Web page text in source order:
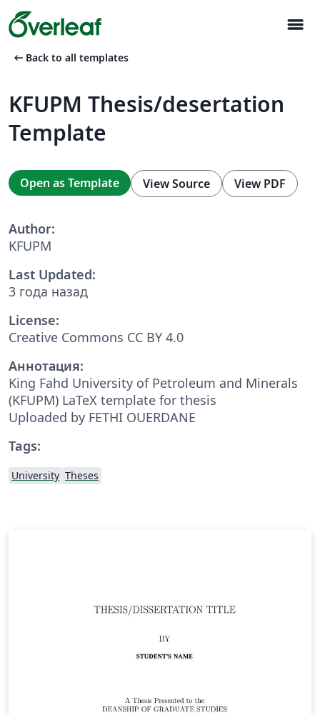
menu
arrow_left_alt Back to all templates
KFUPM Thesis/desertation
Template
Open as Template View Source View PDF
Author:
KFUPM
Last Updated:
3 года назад
License:
Creative Commons CC BY 4.0
Аннотация:
King Fahd University of Petroleum and Minerals
(KFUPM) LaTeX template for thesis
Uploaded by FETHI OUERDANE
Tags:
University Theses